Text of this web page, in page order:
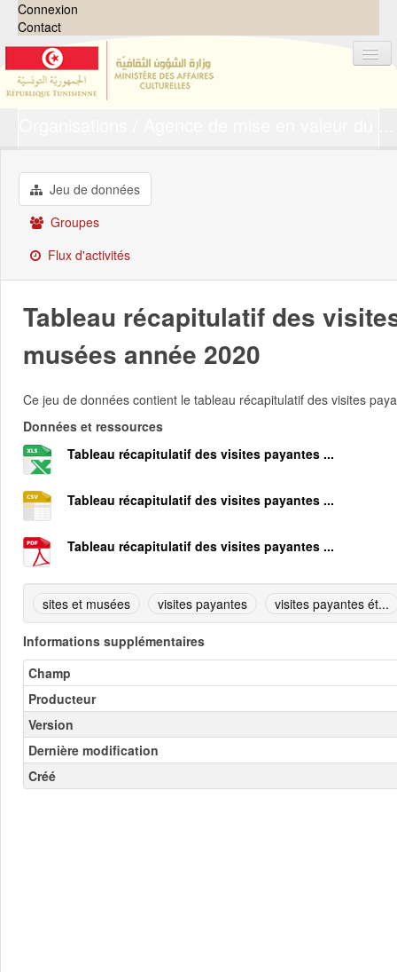
Connexion
Contact
Groupes
Demandes
À propos
Jeu de données
Groupes
Flux d'activités
Tableau récapitulatif des
musées année 2020
Ce jeu de données contient le tableau récapitulatif des visites
Données et ressources
Tableau récapitulatif des visites payantes ...
Tableau récapitulatif des visites payantes ...
Tableau récapitulatif des visites payantes ...
sites et musées visites payantes visites payantes ét...
Informations supplémentaires
Champ
Producteur
Version
Dernière modification
Créé